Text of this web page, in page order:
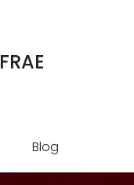
FRAE
Blog